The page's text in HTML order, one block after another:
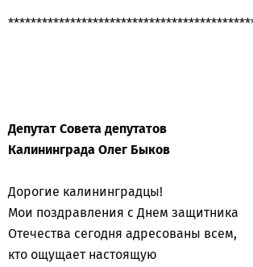
Депутат Совета депутатов
Калининграда Олег Быков
Дорогие калининградцы!
Мои поздравления с Днем защитника
Отечества сегодня адресованы всем,
кто ощущает настоящую